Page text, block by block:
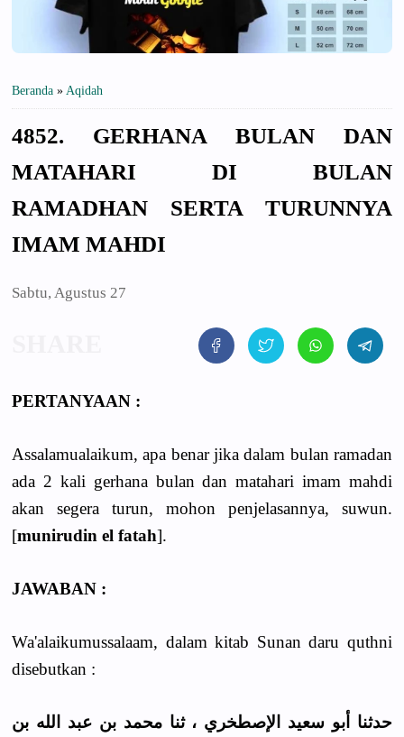
Beranda » Aqidah
4852. GERHANA BULAN DAN
MATAHARI DI BULAN
RAMADHAN SERTA TURUNNYA
IMAM MAHDI
Sabtu, Agustus 27
PERTANYAAN :
Assalamualaikum, apa benar jika dalam bulan ramadan
ada 2 kali gerhana bulan dan matahari imam mahdi
akan segera turun, mohon penjelasannya, suwun.
[munirudin el fatah].
JAWABAN :
Wa'alaikumussalaam, dalam kitab Sunan daru quthni
disebutkan :
حدثنا أبو سعيد الإصطخري ، ثنا محمد بن عبد الله بن